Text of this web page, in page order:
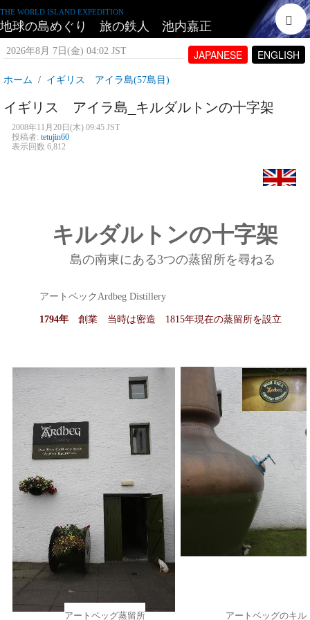
THE WORLD ISLAND EXPEDITION
地球の島めぐり 旅の鉄人 池内嘉正
JAPANESE ENGLISH
2026年8月 7日(金) 04:02 JST
ホーム イギリス アイラ島(57島目)
イギリス アイラ島_キルダルトンの十字架
2008年11月20日(木) 09:45 JST
投稿者: tetujin60
表示回数 6,812
アートベッグのキル
アートベッグ蒸留所
アートベックArdbeg Distillery
1794年 創業 当時は密造 1815年現在の蒸留所を設立
島の南東にある3つの蒸留所を尋ねる
キルダルトンの十字架